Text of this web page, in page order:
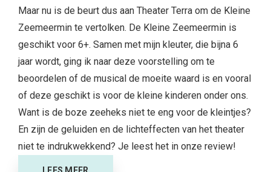
Maar nu is de beurt dus aan Theater Terra om de Kleine
Zeemeermin te vertolken. De Kleine Zeemeermin is
geschikt voor 6+. Samen met mijn kleuter, die bijna 6
jaar wordt, ging ik naar deze voorstelling om te
beoordelen of de musical de moeite waard is en vooral
of deze geschikt is voor de kleine kinderen onder ons.
Want is de boze zeeheks niet te eng voor de kleintjes?
En zijn de geluiden en de lichteffecten van het theater
niet te indrukwekkend? Je leest het in onze review!